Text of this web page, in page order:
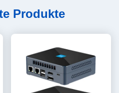
Produkte